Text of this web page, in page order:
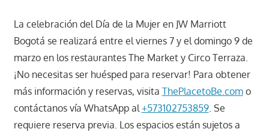
La celebración del Día de la Mujer en JW Marriott
Bogotá se realizará entre el viernes 7 y el domingo 9 de
marzo en los restaurantes The Market y Circo Terraza.
¡No necesitas ser huésped para reservar! Para obtener
más información y reservas, visita ThePlacetoBe.como
contáctanos vía WhatsApp al+573102753859. Se
requiere reserva previa. Los espacios están sujetos a